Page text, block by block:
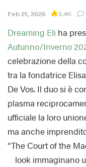
Feb 21, 2026 3.4K
Dreaming Eli ha
Autunno/Inverno
celebrazione della
tra la fondatrice
De Vos. Il duo si è
plasma
ufficiale la loro
ma anche
“The Court of the
look immaginano